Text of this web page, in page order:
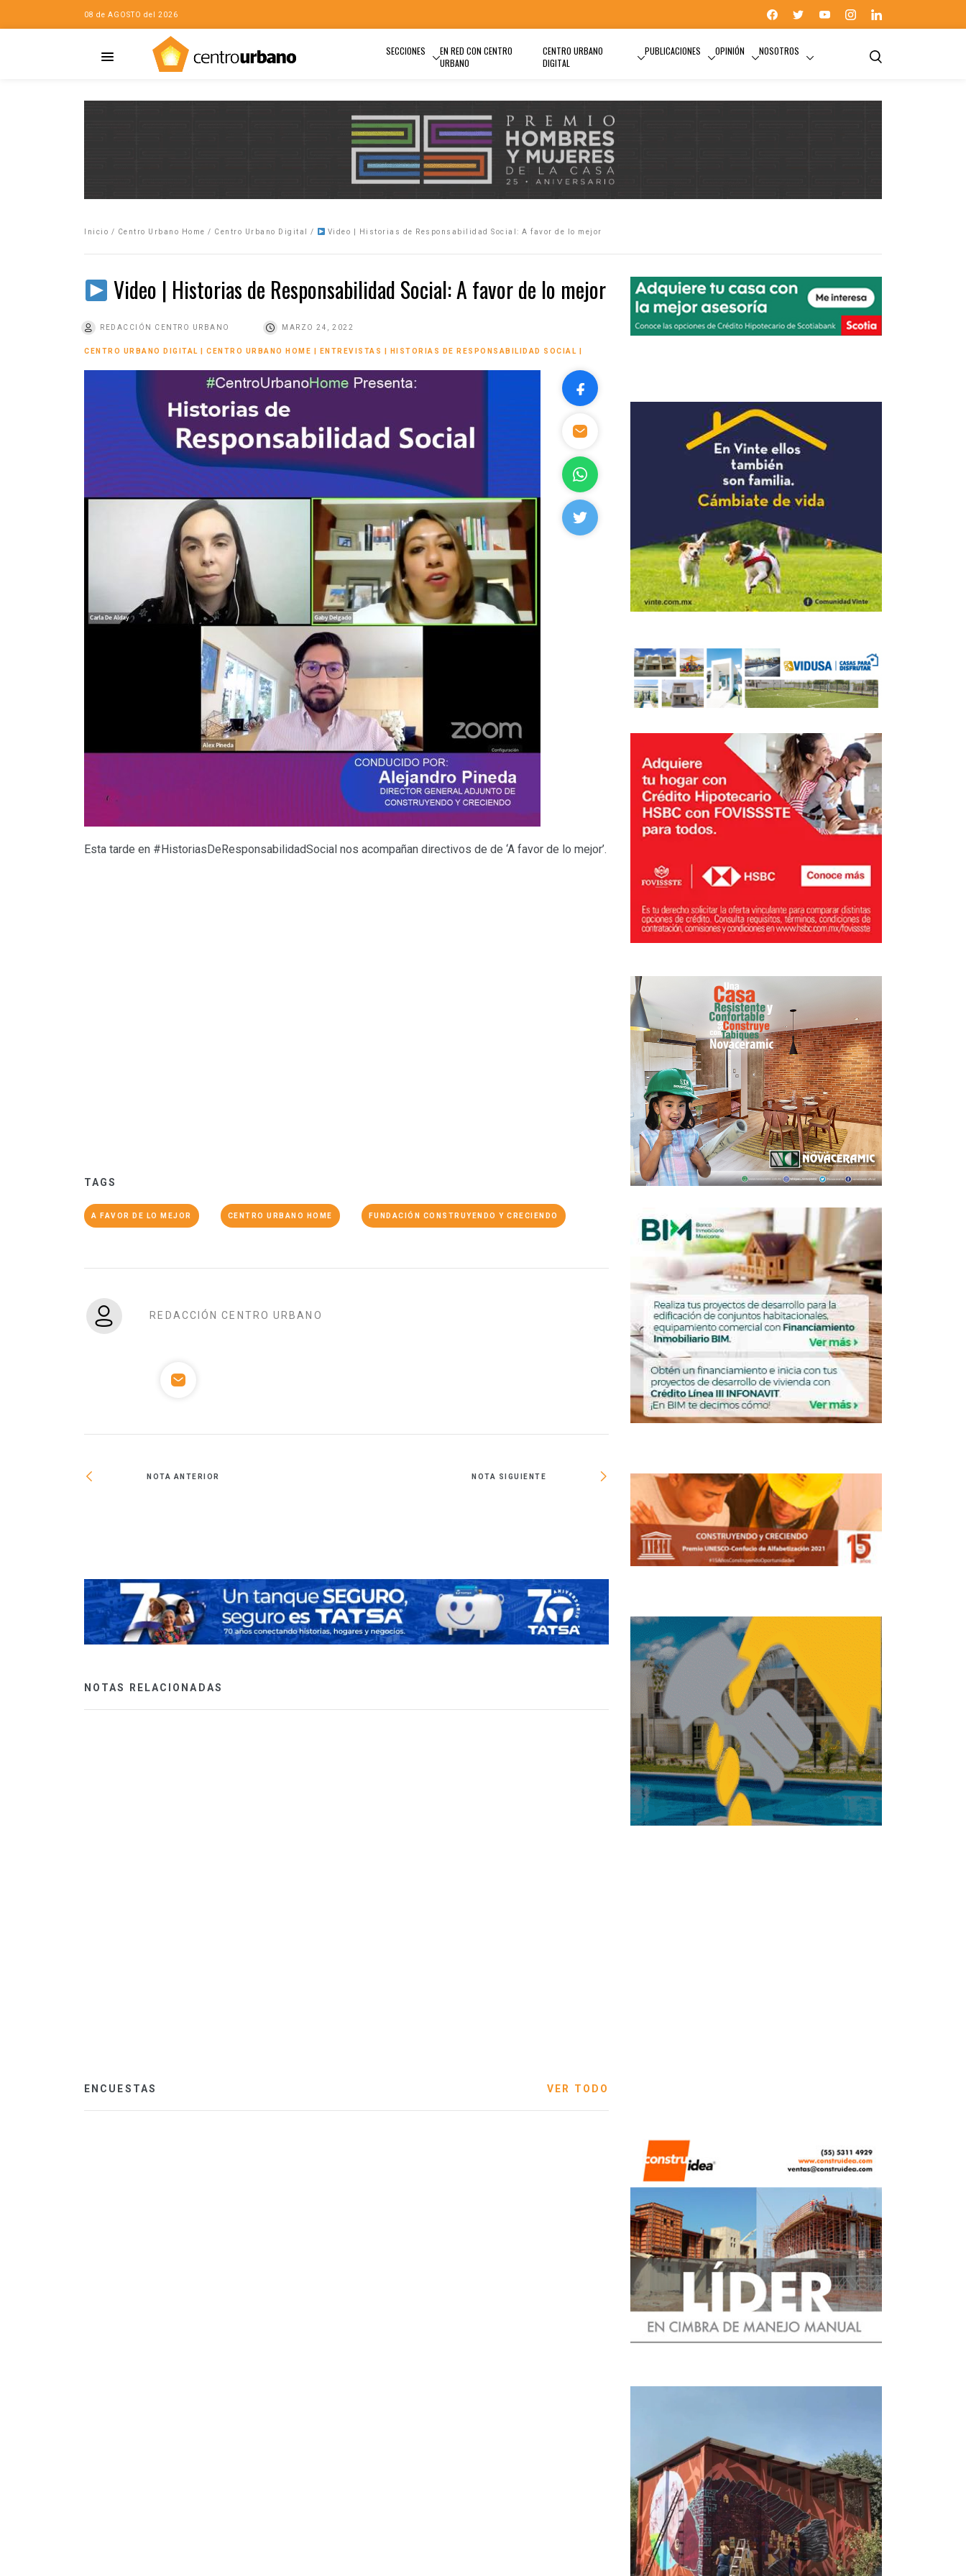
08 de AGOSTO del 2026
SECCIONES
EN RED CON CENTRO
URBANO
CENTRO URBANO
DIGITAL
PUBLICACIONES OPINIÓN NOSOTROS
Inicio / Centro Urbano Home / Centro Urbano Digital / Video | Historias de Responsabilidad Social: A favor de lo mejor
Video | Historias de Responsabilidad Social: A favor de lo mejor
REDACCIÓN CENTRO URBANO MARZO 24, 2022
CENTRO URBANO DIGITAL CENTRO URBANO HOME ENTREVISTAS HISTORIAS DE RESPONSABILIDAD SOCIAL
Esta tarde en #HistoriasDeResponsabilidadSocial nos acompañan directivos de de ‘A favor de lo mejor’.
TAGS
A FAVOR DE LO MEJOR CENTRO URBANO HOME FUNDACIÓN CONSTRUYENDO Y CRECIENDO
REDACCIÓN CENTRO URBANO
NOTA ANTERIOR NOTA SIGUIENTE
Facilitan diputados acceso de discapacitados
a créditos de vivienda
NOTAS RELACIONADAS
ENCUESTAS VER TODO